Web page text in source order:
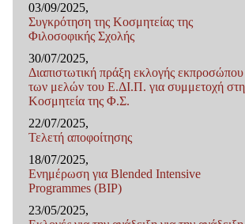
03/09/2025,
Συγκρότηση της Κοσμητείας της
Φιλοσοφικής Σχολής
30/07/2025,
Διαπιστωτική πράξη εκλογής εκπροσώπου
των μελών του Ε.ΔΙ.Π. για συμμετοχή
Κοσμητεία της Φ.Σ.
22/07/2025,
Τελετή αποφοίτησης
18/07/2025,
Ενημέρωση για Blended Intensive
Programmes (BIP)
23/05/2025,